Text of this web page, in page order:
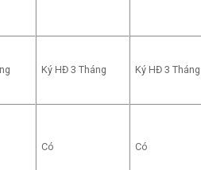
Ký HĐ 3 Tháng Ký HĐ 3 Tháng
Có Có